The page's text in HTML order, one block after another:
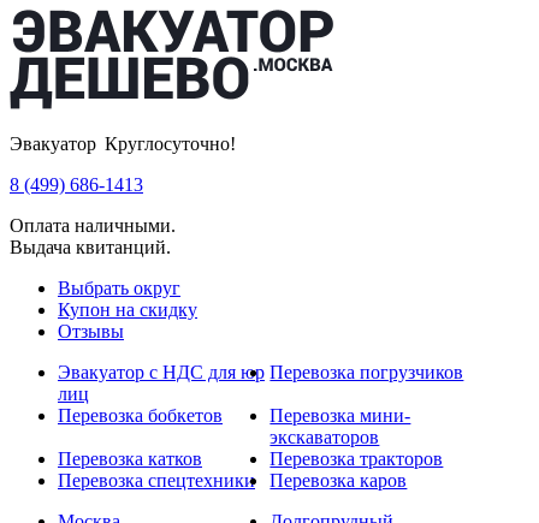
Эвакуатор Круглосуточно!
8 (499) 686-1413
Оплата наличными.
Выдача квитанций.
Выбрать округ
Купон на скидку
Отзывы
Эвакуатор с НДС для юр
лиц
Перевозка погрузчиков
Перевозка бобкетов
Перевозка мини-
экскаваторов
Перевозка катков
Перевозка тракторов
Перевозка спецтехники
Перевозка каров